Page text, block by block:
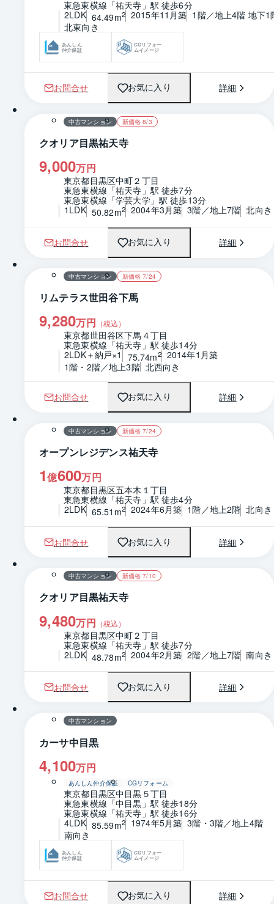
東急東横線「祐天寺」駅 徒歩6分
2LDK 64.49m2 2015年11月築 1階／地上4階 地下1
北東向き
あんしん
仲介保証
CGリフォー
ムイメージ
お問合せ お気に入り 詳細
1 / 0 間取り
中古マンション 新価格 8/3
クオリア目黒祐天寺
9,000万円
東京都目黒区中町２丁目
東急東横線「祐天寺」駅 徒歩7分
東急東横線「学芸大学」駅 徒歩13分
1LDK 50.82m2 2004年3月築 3階／地上7階 北向き
お問合せ お気に入り 詳細
1 / 0 間取り
中古マンション 新価格 7/24
リムテラス世田谷下馬
9,280万円 （税込）
東京都世田谷区下馬４丁目
東急東横線「祐天寺」駅 徒歩14分
2LDK＋納戸×1
75.74m2 2014年1月築
1階・2階／地上3階 北西向き
お問合せ お気に入り 詳細
1 / 0 間取り
中古マンション 新価格 7/24
オープンレジデンス祐天寺
1億600万円
東京都目黒区五本木１丁目
東急東横線「祐天寺」駅 徒歩4分
2LDK 65.51m2 2024年6月築 1階／地上2階 北向き
お問合せ お気に入り 詳細
1 / 0 間取り
中古マンション 新価格 7/10
クオリア目黒祐天寺
9,480万円 （税込）
東京都目黒区中町２丁目
東急東横線「祐天寺」駅 徒歩7分
2LDK 48.78m2 2004年2月築 2階／地上7階 南向き
お問合せ お気に入り 詳細
1 / 0 間取り
中古マンション
カーサ中目黒
4,100万円
あんしん仲介保証 CGリフォーム
東京都目黒区中目黒５丁目
東急東横線「中目黒」駅 徒歩18分
東急東横線「祐天寺」駅 徒歩16分
4LDK 85.59m2 1974年5月築 3階・3階／地上4階
南向き
あんしん
仲介保証
CGリフォー
ムイメージ
お問合せ お気に入り 詳細